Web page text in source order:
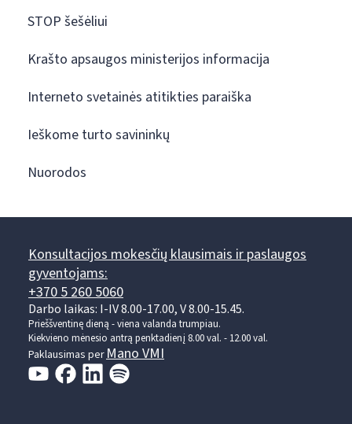
STOP šešėliui
Krašto apsaugos ministerijos informacija
Interneto svetainės atitikties paraiška
Ieškome turto savininkų
Nuorodos
Konsultacijos mokesčių klausimais ir paslaugos
gyventojams:
+370 5 260 5060
Darbo laikas: I-IV 8.00-17.00, V 8.00-15.45.
Prieššventinę dieną - viena valanda trumpiau.
Kiekvieno mėnesio antrą penktadienį 8.00 val. - 12.00 val.
Paklausimas perMano VMI